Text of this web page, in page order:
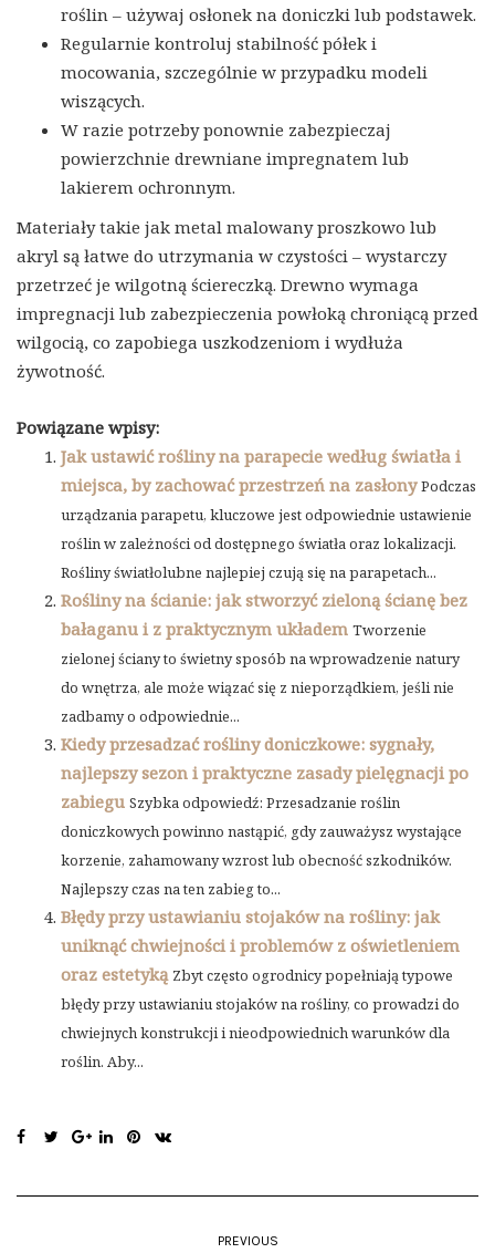
roślin – używaj osłonek na doniczki lub podstawek.
Regularnie kontroluj stabilność półek i
mocowania, szczególnie w przypadku modeli
wiszących.
W razie potrzeby ponownie zabezpieczaj
powierzchnie drewniane impregnatem lub
lakierem ochronnym.
Materiały takie jak metal malowany proszkowo lub
akryl są łatwe do utrzymania w czystości – wystarczy
przetrzeć je wilgotną ściereczką. Drewno wymaga
impregnacji lub zabezpieczenia powłoką chroniącą przed
wilgocią, co zapobiega uszkodzeniom i wydłuża
żywotność.
Powiązane wpisy:
Jak ustawić rośliny na parapecie według światła i
miejsca, by zachować przestrzeń na zasłony Podczas
urządzania parapetu, kluczowe jest odpowiednie ustawienie
roślin w zależności od dostępnego światła oraz lokalizacji.
Rośliny światłolubne najlepiej czują się na parapetach...
Rośliny na ścianie: jak stworzyć zieloną ścianę bez
bałaganu i z praktycznym układem Tworzenie
zielonej ściany to świetny sposób na wprowadzenie natury
do wnętrza, ale może wiązać się z nieporządkiem, jeśli nie
zadbamy o odpowiednie...
Kiedy przesadzać rośliny doniczkowe: sygnały,
najlepszy sezon i praktyczne zasady pielęgnacji po
zabiegu Szybka odpowiedź: Przesadzanie roślin
doniczkowych powinno nastąpić, gdy zauważysz wystające
korzenie, zahamowany wzrost lub obecność szkodników.
Najlepszy czas na ten zabieg to...
Błędy przy ustawianiu stojaków na rośliny: jak
uniknąć chwiejności i problemów z oświetleniem
oraz estetyką Zbyt często ogrodnicy popełniają typowe
błędy przy ustawianiu stojaków na rośliny, co prowadzi do
chwiejnych konstrukcji i nieodpowiednich warunków dla
roślin. Aby...
PREVIOUS